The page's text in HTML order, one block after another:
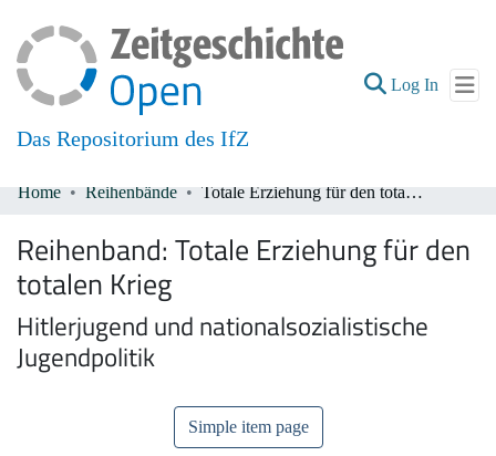
Das Repositorium des IfZ
Log In (current)
All of DSpace
Home Reihenbände Totale Erziehung für den totalen Krieg
Reihenband: Totale Erziehung für den
totalen Krieg
Hitlerjugend und nationalsozialistische
Jugendpolitik
Simple item page